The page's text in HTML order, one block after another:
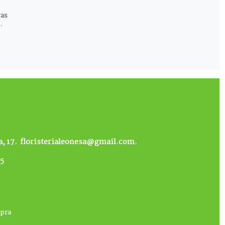
17. floristerialeonesa@gmail.com.